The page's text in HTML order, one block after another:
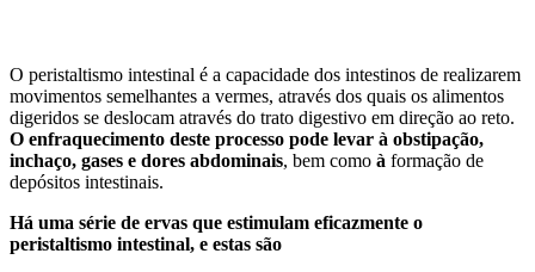
O peristaltismo intestinal é a capacidade dos intestinos de realizarem
movimentos semelhantes a vermes, através dos quais os alimentos
digeridos se deslocam através do trato digestivo em direção ao reto.
O enfraquecimento deste processo pode levar à obstipação,
inchaço, gases e dores abdominais, bem como à formação de
depósitos intestinais.
Há uma série de ervas que estimulam eficazmente o
peristaltismo intestinal, e estas são